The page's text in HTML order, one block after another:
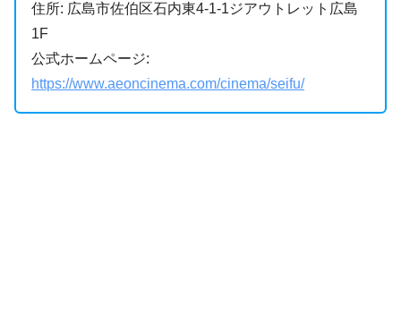
住所: 広島市佐伯区石内東4-1-1ジアウトレット広島
1F
公式ホームページ:
https://www.aeoncinema.com/cinema/seifu/